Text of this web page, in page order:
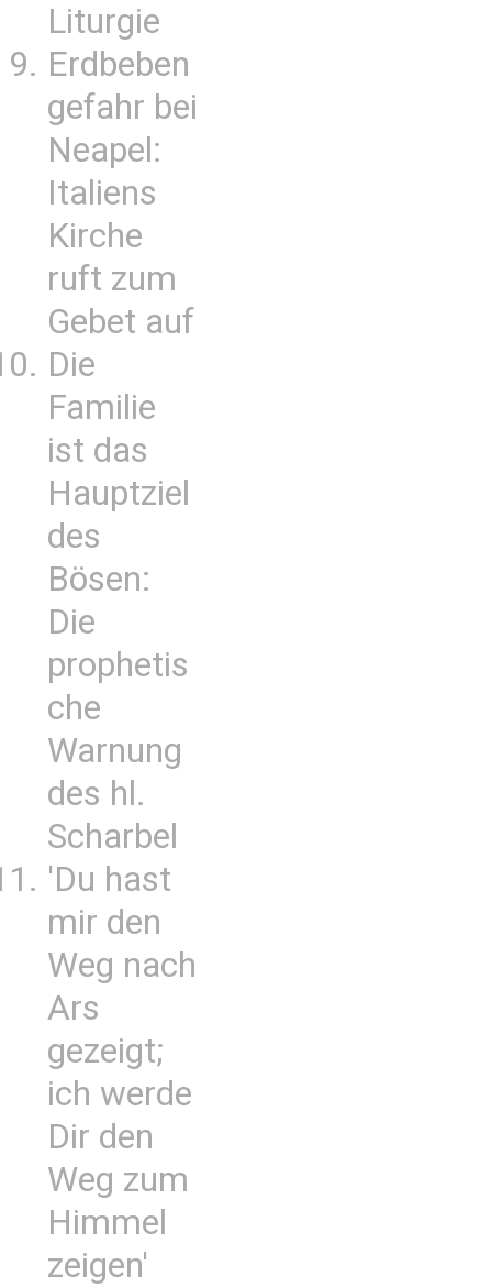
Liturgie
Erdbeben
gefahr bei
Neapel:
Italiens
Kirche
ruft zum
Gebet auf
Die
Familie
ist das
Hauptziel
des
Bösen:
Die
prophetis
che
Warnung
des hl.
Scharbel
'Du hast
mir den
Weg nach
Ars
gezeigt;
ich werde
Dir den
Weg zum
Himmel
zeigen'